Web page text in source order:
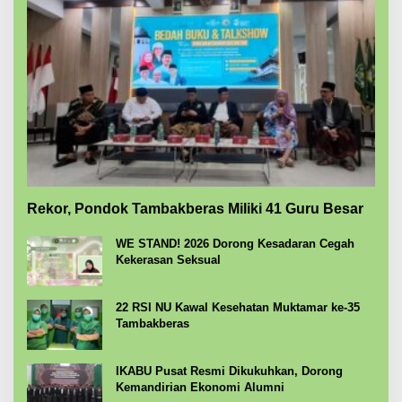
Rekor, Pondok Tambakberas Miliki 41 Guru Besar
WE STAND! 2026 Dorong Kesadaran Cegah
Kekerasan Seksual
22 RSI NU Kawal Kesehatan Muktamar ke-35
Tambakberas
IKABU Pusat Resmi Dikukuhkan, Dorong
Kemandirian Ekonomi Alumni